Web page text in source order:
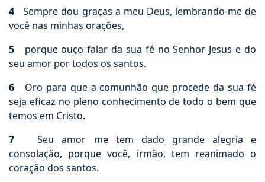
4 Sempre dou graças a meu Deus, lembrando-me de
você nas minhas orações,
5 porque ouço falar da sua fé no Senhor Jesus e do
seu amor por todos os santos.
6 Oro para que a comunhão que procede da sua fé
seja eficaz no pleno conhecimento de todo o bem que
temos em Cristo.
7 Seu amor me tem dado grande alegria e
consolação, porque você, irmão, tem reanimado o
coração dos santos.